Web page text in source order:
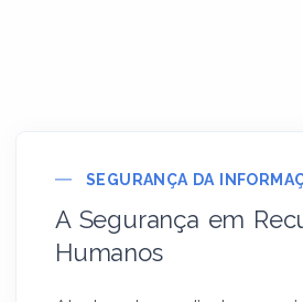
SEGURANÇA DA
A Segurança em
Humanos